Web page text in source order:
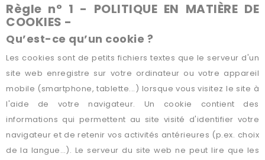
Règle n° 1 - POLITIQUE EN MATIÈRE DE
COOKIES -
Qu’est-ce qu’un cookie ?
Les cookies sont de petits fichiers textes que le serveur d'un
site web enregistre sur votre ordinateur ou votre appareil
mobile (smartphone, tablette...) lorsque vous visitez le site à
l'aide de votre navigateur. Un cookie contient des
informations qui permettent au site visité d'identifier votre
navigateur et de retenir vos activités antérieures (p.ex. choix
de la langue…). Le serveur du site web ne peut lire que les